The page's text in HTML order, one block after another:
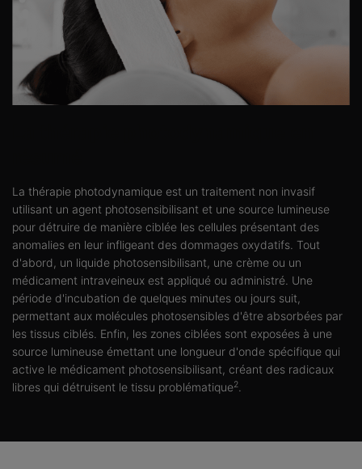
La thérapie photodynamique est un traitement non invasif
utilisant un agent photosensibilisant et une source lumineuse
pour détruire de manière ciblée les cellules présentant des
anomalies en leur infligeant des dommages oxydatifs. Tout
d'abord, un liquide photosensibilisant, une crème ou un
médicament intraveineux est appliqué ou administré. Une
période d'incubation de quelques minutes ou jours suit,
permettant aux molécules photosensibles d'être absorbées par
les tissus ciblés. Enfin, les zones ciblées sont exposées à une
source lumineuse émettant une longueur d'onde spécifique qui
active le médicament photosensibilisant, créant des radicaux
libres qui détruisent le tissu problématique2